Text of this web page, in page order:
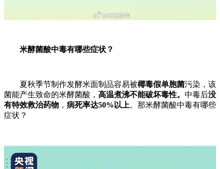
米酵菌酸中毒有哪些症状？
夏秋季节制作发酵米面制品容易被椰毒假单胞菌污染，该
菌能产生致命的米酵菌酸， 高温煮沸不能破坏毒性。 中毒后没
有特效救治药物 ， 病死率达50%以上。那米酵菌酸中毒有哪些
症状？